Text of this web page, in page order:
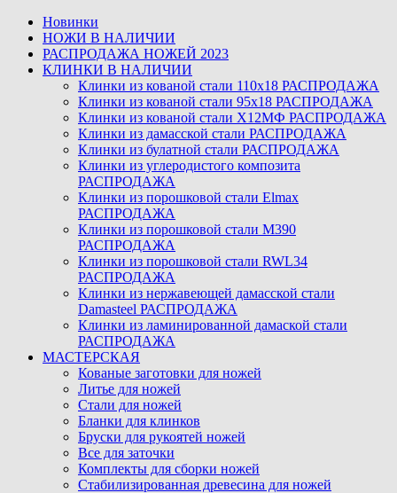
Новинки
НОЖИ В НАЛИЧИИ
РАСПРОДАЖА НОЖЕЙ 2023
КЛИНКИ В НАЛИЧИИ
Клинки из кованой стали 110х18 РАСПРОДАЖА
Клинки из кованой стали 95х18 РАСПРОДАЖА
Клинки из кованой стали Х12МФ РАСПРОДАЖА
Клинки из дамасской стали РАСПРОДАЖА
Клинки из булатной стали РАСПРОДАЖА
Клинки из углеродистого композита
РАСПРОДАЖА
Клинки из порошковой стали Elmax
РАСПРОДАЖА
Клинки из порошковой стали M390
РАСПРОДАЖА
Клинки из порошковой стали RWL34
РАСПРОДАЖА
Клинки из нержавеющей дамасской стали
Damasteel РАСПРОДАЖА
Клинки из ламинированной дамаской стали
РАСПРОДАЖА
МАСТЕРСКАЯ
Кованые заготовки для ножей
Литье для ножей
Стали для ножей
Бланки для клинков
Бруски для рукоятей ножей
Все для заточки
Комплекты для сборки ножей
Стабилизированная древесина для ножей